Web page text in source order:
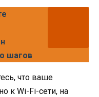
шагов
что ваше
к Wi-Fi-сети, на